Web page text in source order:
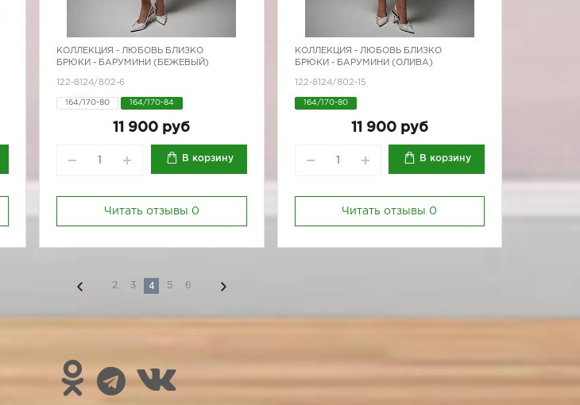
КОЛЛЕКЦИЯ -ЛЮБОВЬ БЛИЗКО
БРЮКИ - БАРУМИНИ (БЕЖЕВЫЙ)
122-8124/802-6
164/170-80 164/170-84
11 900 руб
В корзину
Читать отзывы 0
КОЛЛЕКЦИЯ - ЛЮБОВЬ БЛИЗКО
БРЮКИ - БАРУМИНИ (ОЛИВА)
122-8124/802-15
164/170-80
11 900 руб
В корзину
Читать отзывы 0
2 3 4 5 6